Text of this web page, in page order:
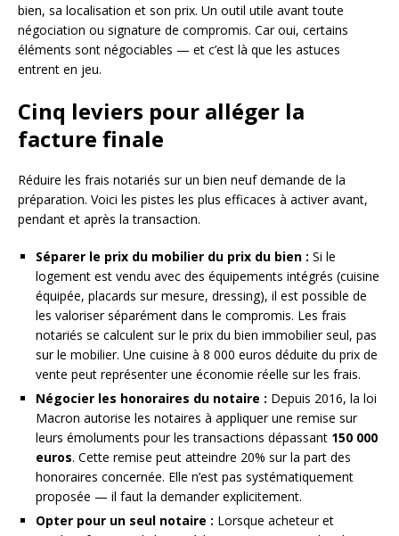
bien, sa localisation et son prix. Un outil utile avant toute
négociation ou signature de compromis. Car oui, certains
éléments sont négociables — et c’est là que les astuces
entrent en jeu.
Cinq leviers pour alléger la
facture finale
Réduire les frais notariés sur un bien neuf demande de la
préparation. Voici les pistes les plus efficaces à activer avant,
pendant et après la transaction.
Séparer le prix du mobilier du prix du bien : Si le
logement est vendu avec des équipements intégrés (cuisine
équipée, placards sur mesure, dressing), il est possible de
les valoriser séparément dans le compromis. Les frais
notariés se calculent sur le prix du bien immobilier seul, pas
sur le mobilier. Une cuisine à 8 000 euros déduite du prix de
vente peut représenter une économie réelle sur les frais.
Négocier les honoraires du notaire : Depuis 2016, la loi
Macron autorise les notaires à appliquer une remise sur
leurs émoluments pour les transactions dépassant 150 000
euros. Cette remise peut atteindre 20% sur la part des
honoraires concernée. Elle n’est pas systématiquement
proposée — il faut la demander explicitement.
Opter pour un seul notaire : Lorsque acheteur et